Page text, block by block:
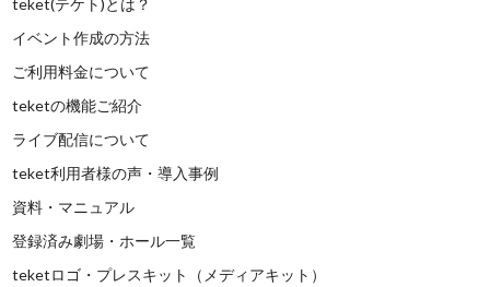
teket(テケト)とは？
イベント作成の方法
ご利用料金について
teketの機能ご紹介
ライブ配信について
teket利用者様の声・導入事例
資料・マニュアル
登録済み劇場・ホール一覧
teketロゴ・プレスキット（メディアキット）